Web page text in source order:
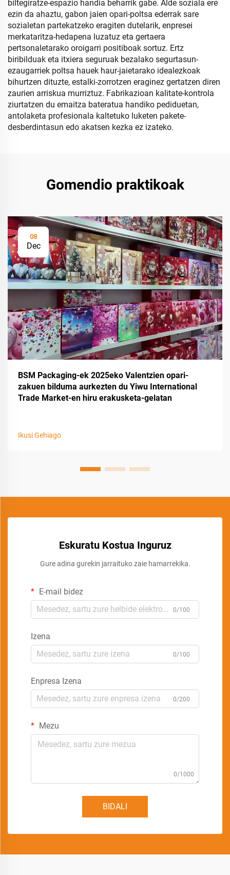
biltegiratze-espazio handia beharrik gabe. Alde soziala ere
ezin da ahaztu, gabon jaien opari-poltsa ederrak sare
sozialetan partekatzeko eragiten dutelarik, enpresei
merkataritza-hedapena luzatuz eta gertaera
pertsonaletarako oroigarri positiboak sortuz. Ertz
biribilduak eta itxiera seguruak bezalako segurtasun-
ezaugarriek poltsa hauek haur-jaietarako idealezkoak
bihurtzen dituzte, estalki-zorrotzen eraginez gertatzen diren
zaurien arriskua murriztuz. Fabrikazioan kalitate-kontrola
ziurtatzen du emaitza bateratua handiko pediduetan,
antolaketa profesionala kaltetuko luketen pakete-
desberdintasun edo akatsen kezka ez izateko.
Gomendio praktikoak
08
Dec
BSM Packaging-ek 2025eko Valentzien opari-
zakuen bilduma aurkezten du Yiwu International
Trade Market-en hiru erakusketa-gelatan
Ikusi Gehiago
Eskuratu Kostua Inguruz
Gure adina gurekin jarraituko zaie hamarrekika.
E-mail bidez
0/100
Izena
0/100
Enpresa Izena
0/200
Mezu
0/1000
BIDALI